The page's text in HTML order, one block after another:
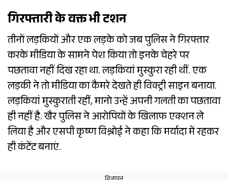
0
seconds
of
2
minutes,
42
seconds
गिरफ्तारी के वक्त भी टशन
तीनों लड़कियों और एक लड़के को जब पुलिस ने गिरफ्तार
करके मीडिया के सामने पेश किया तो इनके चेहरे पर
पछतावा नहीं दिख रहा था. लड़कियां मुस्कुरा रही थीं. एक
लड़की ने तो मीडिया का कैमरे देखते ही विक्ट्री साइन बनाया.
लड़कियां मुस्कुराती रहीं, मानो उन्हें अपनी गलती का पछतावा
ही नहीं है. खैर पुलिस ने आरोपियों के खिलाफ एक्शन ले
लिया है और एसपी कृष्ण विश्नोई ने कहा कि मर्यादा में रहकर
ही कंटेंट बनाएं.